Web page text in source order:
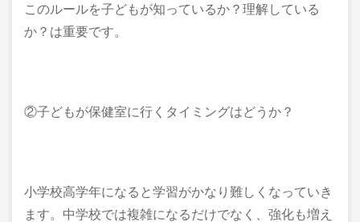
このルールを子どもが知っているか？理解している
か？は重要です。
②子どもが保健室に行くタイミングはどうか？
小学校高学年になると学習がかなり難しくなっていき
ます。中学校では複雑になるだけでなく、強化も増え